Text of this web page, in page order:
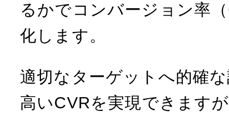
るかでコンバージョン率
化します。
適切なターゲットへ的確
高いCVRを実現できます